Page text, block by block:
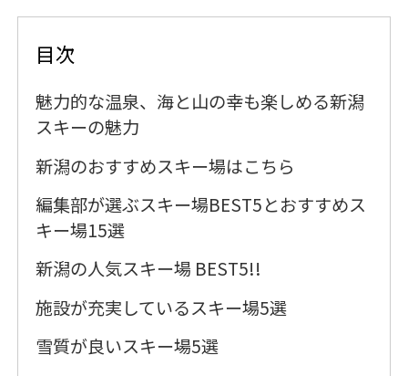
目次
魅力的な温泉、海と山の幸も楽しめる新潟
スキーの魅力
新潟のおすすめスキー場はこちら
編集部が選ぶスキー場BEST5とおすすめス
キー場15選
新潟の人気スキー場 BEST5!!
施設が充実しているスキー場5選
雪質が良いスキー場5選